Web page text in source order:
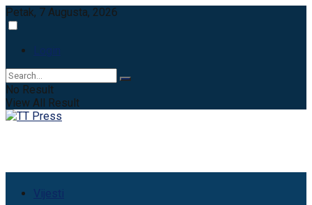
Petak, 7 Augusta, 2026
Login
No Result
View All Result
Vijesti